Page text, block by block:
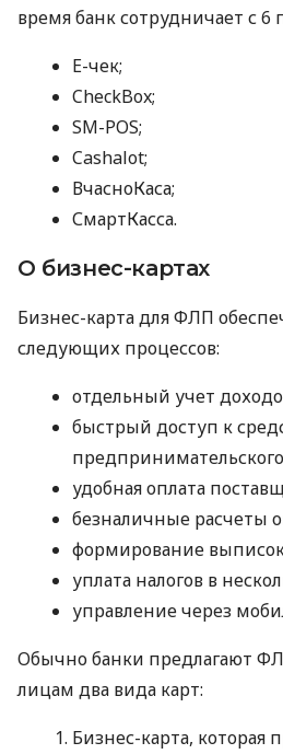
время банк сотрудничает с 6
E-чек;
CheckBox;
SM-POS;
Cashalot;
ВчасноКаса;
СмартКасса.
О бизнес-картах
Бизнес-карта для ФЛП
следующих процессов:
отдельный учет
быстрый доступ к
предпринимательского
удобная оплата
безналичные расчеты
формирование выписок
уплата налогов в
управление через
Обычно банки предлагают
лицам два вида карт:
Бизнес-карта, которая